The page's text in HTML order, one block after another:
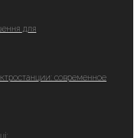
для
современное